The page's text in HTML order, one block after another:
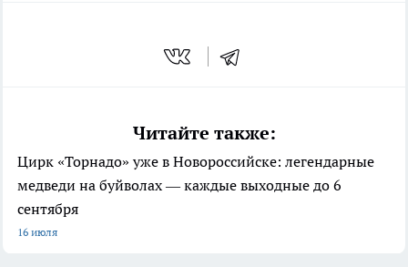
Читайте также:
Цирк «Торнадо» уже в Новороссийске: легендарные
медведи на буйволах — каждые выходные до 6
сентября
16 июля